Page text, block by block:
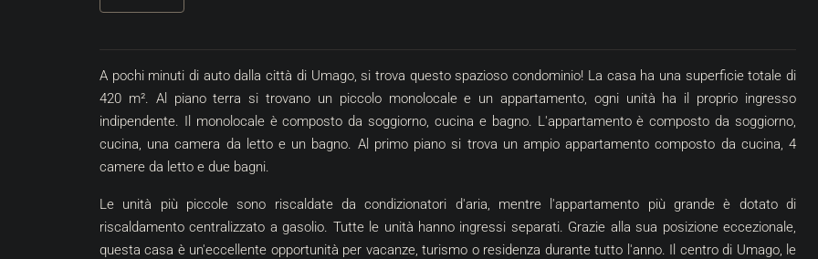
A pochi minuti di auto dalla città di Umago, si trova questo spazioso condominio! La casa ha una superficie totale di
420 m². Al piano terra si trovano un piccolo monolocale e un appartamento, ogni unità ha il proprio ingresso
indipendente. Il monolocale è composto da soggiorno, cucina e bagno. L'appartamento è composto da soggiorno,
cucina, una camera da letto e un bagno. Al primo piano si trova un ampio appartamento composto da cucina, 4
camere da letto e due bagni.
Le unità più piccole sono riscaldate da condizionatori d'aria, mentre l'appartamento più grande è dotato di
riscaldamento centralizzato a gasolio. Tutte le unità hanno ingressi separati. Grazie alla sua posizione eccezionale,
questa casa è un'eccellente opportunità per vacanze, turismo o residenza durante tutto l'anno. Il centro di Umago, le
Garage In Posizione Eccellente
Croazia, Istria, Umago, Umago
128 m² 3 2
APPARTAMENTO, IMMOBILE RESIDENZIALE
Piani In Ottima Posizione Con Vista Sul
Mare
Croazia, Istria, Cittanova, Cittanova (Dintorni)